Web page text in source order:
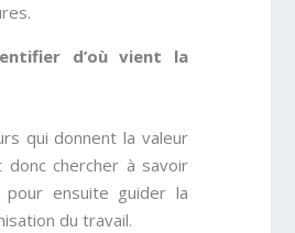
d’où vient la
qui donnent la valeur
chercher à savoir
pour ensuite guider la
du travail.